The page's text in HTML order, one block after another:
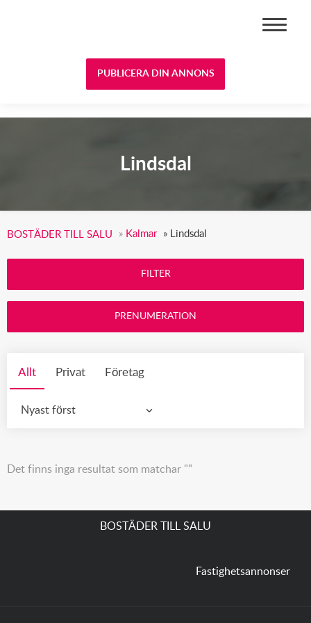
PUBLICERA DIN ANNONS
Lindsdal
BOSTÄDER TILL SALU » Kalmar » Lindsdal
FILTER
PRENUMERATION
Allt Privat Företag
Nyast först
Det finns inga resultat som matchar ""
BOSTÄDER TILL SALU
Fastighetsannonser